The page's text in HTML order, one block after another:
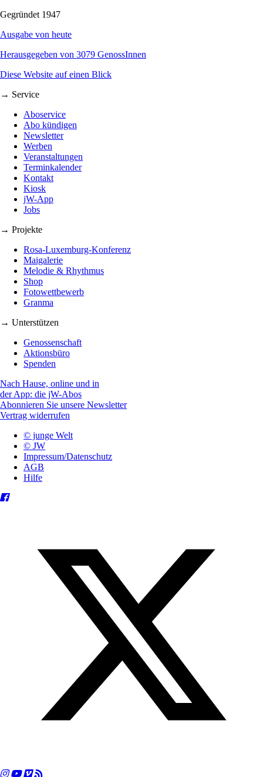
Gegründet 1947
Ausgabe von heute
Herausgegeben von 3079 GenossInnen
Diese Website auf einen Blick
→ Service
Aboservice
Abo kündigen
Newsletter
Werben
Veranstaltungen
Terminkalender
Kontakt
Kiosk
jW-App
Jobs
→ Projekte
Rosa-Luxemburg-Konferenz
Maigalerie
Melodie & Rhythmus
Shop
Fotowettbewerb
Granma
→ Unterstützen
Genossenschaft
Aktionsbüro
Spenden
Nach Hause, online und in
der App: die jW-Abos
Abonnieren Sie unsere Newsletter
Vertrag widerrufen
© junge Welt
© JW
Impressum/Datenschutz
AGB
Hilfe